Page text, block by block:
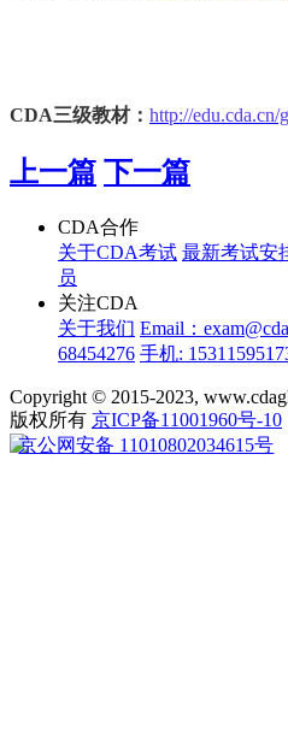
CDA三级教材： http://edu.cda.cn/
上一篇 下一篇
CDA合作
关于CDA考试 最新考试安
员
关注CDA
关于我们 Email：
68454276 手机:
Copyright © 2015-2023,
版权所有 京ICP备11001960号-10
京公网安备 11010802034615号